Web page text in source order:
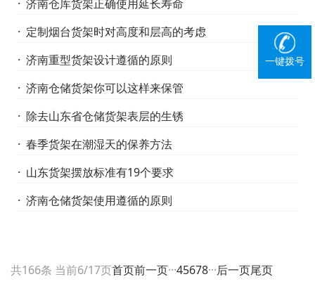
· 济南仓库货架正确使用延长寿命
· 定制烟台货架时对高度和层高的考虑
· 济南重型货架设计遵循的原则
· 济南仓储货架你可以这样来保管
· 除去山东省仓储货架表层的生锈
· 春季货架在潮湿天的保养方法
· 山东货架摆放标准有19个要求
· 济南仓储货架使用遵循的原则
共166条 当前6/17页首页前一页···45678···后一页尾页
一键拨号